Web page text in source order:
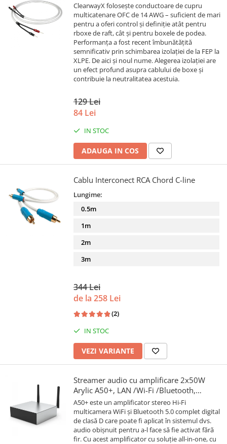
ClearwayX folosește conductoare de cupru
multicatenare OFC de 14 AWG – suficient de mari
pentru a oferi control și definiție atât pentru
rboxe de raft, cât și pentru boxele de podea.
Performanța a fost recent îmbunătățită
semnificativ prin schimbarea izolației de la FEP la
XLPE. De aici și noul nume. Alegerea izolației are
un efect profund asupra cablului de boxe și
contribuie la neutralitatea acestuia.
129 Lei
84 Lei
IN STOC
ADAUGA IN COS
Cablu Interconect RCA Chord C-line
Lungime:
0.5m
1m
2m
3m
344 Lei
de la 258 Lei
(2)
IN STOC
VEZI VARIANTE
Streamer audio cu amplificare 2x50W
Arylic A50+, LAN /Wi-Fi /Bluetooth,
24bit/192kHz, Multiroom
A50+ este un amplificator stereo Hi-Fi
multicamera WiFi și Bluetooth 5.0 complet digital
de clasă D care poate fi aplicat în sistemul dvs.
audio obișnuit pentru a-l face să fie activat fără
fir. Cu acest amplificator cu soluție all-in-one, cu